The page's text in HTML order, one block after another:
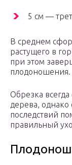
5 см —
В среднем
растущего в
при этом
плодоношения.
Обрезка всегда
дерева, однако
последствий
правильный